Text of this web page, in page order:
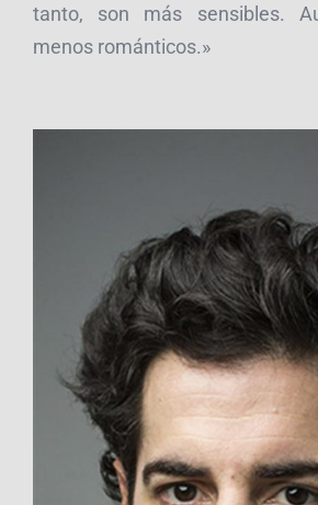
tanto, son más sensibles.
menos románticos.»